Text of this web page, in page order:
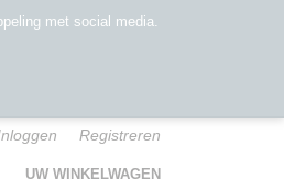
Registreren
UW WINKELWAGEN
met social media.